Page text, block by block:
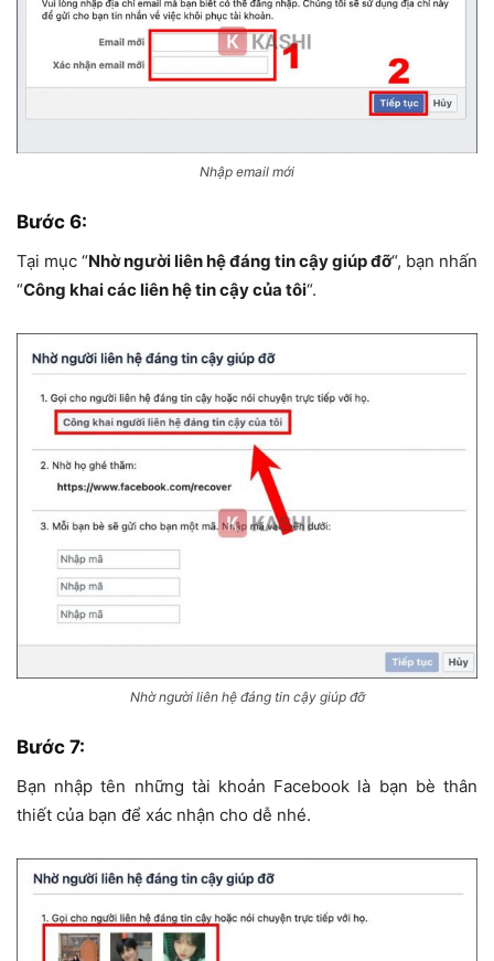
Nhập email mới
Bước 6:
Tại mục “Nhờ người liên hệ đáng tin cậy giúp đỡ“, bạn nhấn
“Công khai các liên hệ tin cậy của tôi“.
Nhờ người liên hệ đáng tin cậy giúp đỡ
Bước 7:
Bạn nhập tên những tài khoản Facebook là bạn bè thân
thiết của bạn để xác nhận cho dễ nhé.